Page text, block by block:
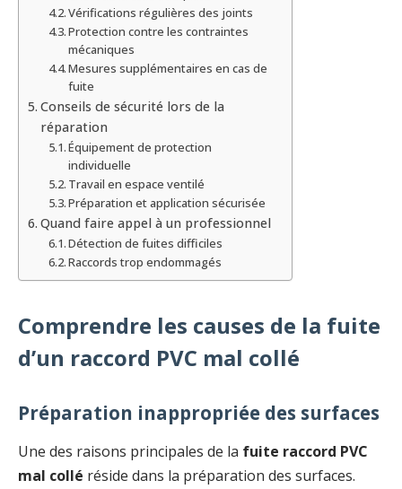
Vérifications régulières des joints
Protection contre les contraintes
mécaniques
Mesures supplémentaires en cas de
fuite
Conseils de sécurité lors de la
réparation
Équipement de protection
individuelle
Travail en espace ventilé
Préparation et application sécurisée
Quand faire appel à un professionnel
Détection de fuites difficiles
Raccords trop endommagés
Comprendre les causes de la fuite
d’un raccord PVC mal collé
Préparation inappropriée des surfaces
Une des raisons principales de la fuite raccord PVC
mal collé réside dans la préparation des surfaces.